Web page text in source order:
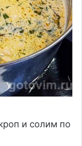
и солим по